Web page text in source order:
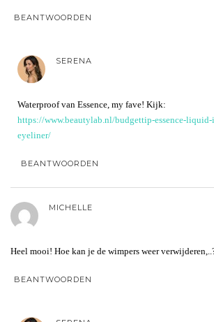
BEANTWOORDEN
SERENA
Waterproof van Essence, my fave! Kijk:
https://www.beautylab.nl/budgettip-essence-
eyeliner/
BEANTWOORDEN
MICHELLE
Heel mooi! Hoe kan je de wimpers weer
BEANTWOORDEN